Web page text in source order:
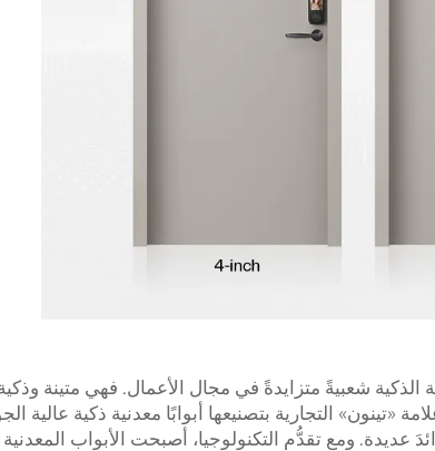
الذكية شعبيةً متزايدةً في مجال الأعمال. فهي متينة
«تينون» التجارية بتصنيعها أبوابًا معدنية ذكية عالية
عديدة. ومع تقدُّم التكنولوجيا، أصبحت الأبواب المعدنية